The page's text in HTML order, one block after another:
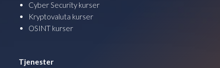
Cyber Security kurser
Kryptovaluta kurser
OSINT kurser
Tjenester